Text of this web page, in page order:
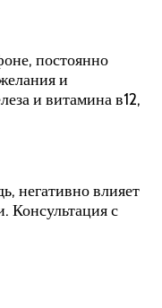
постоянно
и
и витамина в12,
негативно влияет
Консультация с